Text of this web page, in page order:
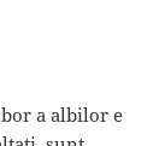
a albilor e